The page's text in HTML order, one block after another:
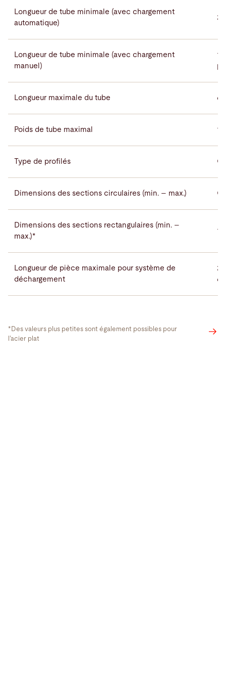
Longueur de tube minimale (avec chargement
automatique)
Longueur de tube minimale (avec chargement
manuel)
Longueur maximale du tube
Poids de tube maximal
Type de profilés O
Dimensions des sections circulaires (min. – max.) Ø
Dimensions des sections rectangulaires (min. –
max.)*
Longueur de pièce maximale pour système de
déchargement
*Des valeurs plus petites sont également possibles pour
l’acier plat